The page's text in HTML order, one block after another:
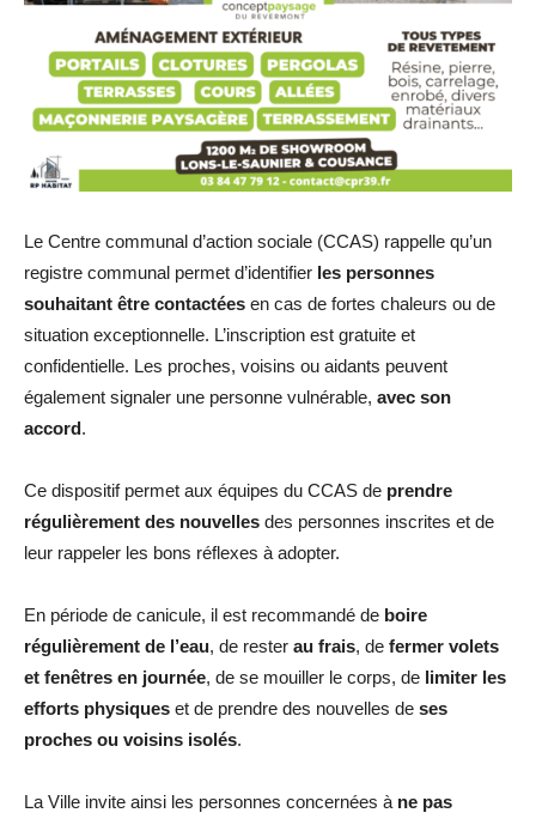
Le Centre communal d’action sociale (CCAS) rappelle qu’un
registre communal permet d’identifier les personnes
souhaitant être contactées en cas de fortes chaleurs ou de
situation exceptionnelle. L’inscription est gratuite et
confidentielle. Les proches, voisins ou aidants peuvent
également signaler une personne vulnérable, avec son
accord.
Ce dispositif permet aux équipes du CCAS de prendre
régulièrement des nouvelles des personnes inscrites et de
leur rappeler les bons réflexes à adopter.
En période de canicule, il est recommandé de boire
régulièrement de l’eau, de rester au frais, de fermer volets
et fenêtres en journée, de se mouiller le corps, de limiter les
efforts physiques et de prendre des nouvelles de ses
proches ou voisins isolés.
La Ville invite ainsi les personnes concernées à ne pas